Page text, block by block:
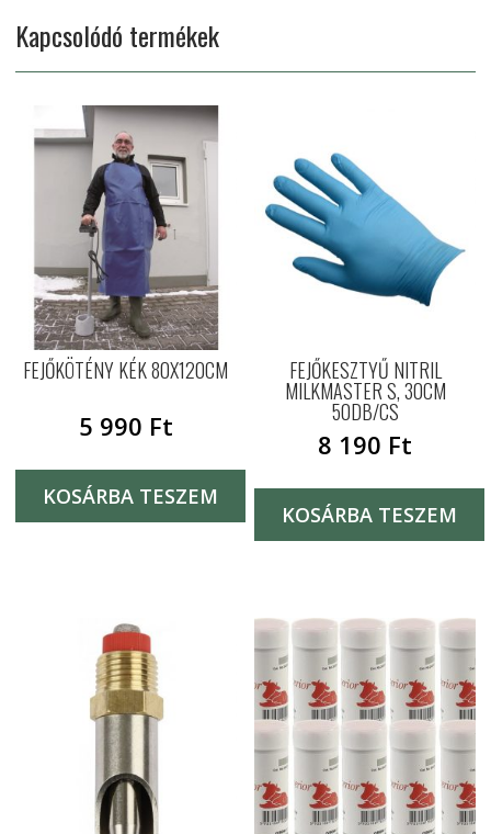
Kapcsolódó termékek
FEJŐKÖTÉNY KÉK 80X120CM
5 990 Ft
KOSÁRBA TESZEM
FEJŐKESZTYŰ NITRIL
MILKMASTER S, 30CM
50DB/CS
8 190 Ft
KOSÁRBA TESZEM